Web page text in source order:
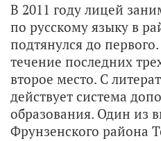
В 2011 году лицей
по русскому языку в
подтянулся до
течение последних
второе место. С
действует система
образования. Один из
Фрунзенского района